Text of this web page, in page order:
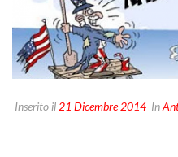
Inserito il 21 Dicembre 2014 In